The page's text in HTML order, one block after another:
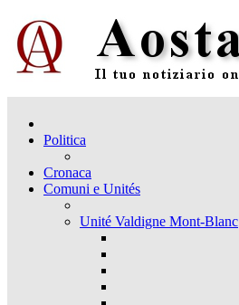
Politica
Cronaca
Comuni e Unités
Unité Valdigne Mont-Blanc